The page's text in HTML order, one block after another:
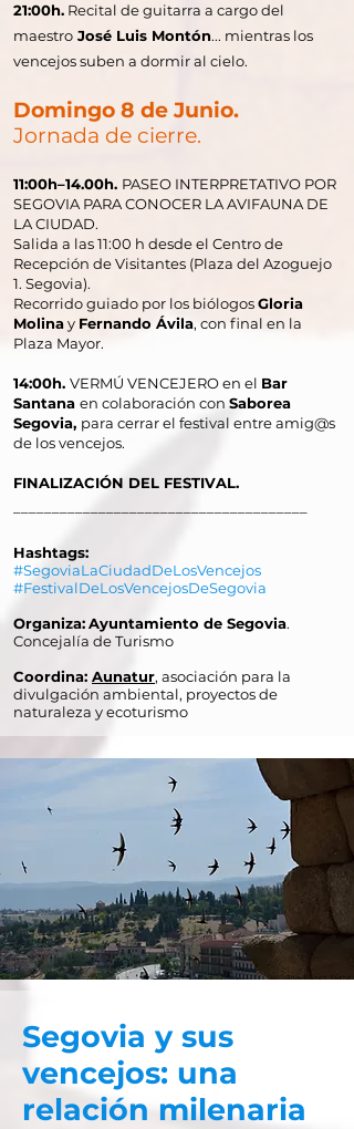
21:00h. Recital de guitarra a cargo del
maestro José Luis Montón... mientras los
vencejos suben a dormir al cielo.
Domingo 8 de Junio.
Jornada de cierre.
11:00h–14.00h. PASEO INTERPRETATIVO POR
SEGOVIA PARA CONOCER LA AVIFAUNA DE
LA CIUDAD.
Salida a las 11:00 h desde el Centro de
Recepción de Visitantes (Plaza del Azoguejo
1. Segovia).
Recorrido guiado por los biólogosGloria
Molinay Fernando Ávila, con final en la
Plaza Mayor.
14:00h. VERMÚ VENCEJERO en el Bar
Santana en colaboración con Saborea
Segovia, para cerrar el festival entre amig@s
de los vencejos.
FINALIZACIÓN DEL FESTIVAL.
Hashtags:
#SegoviaLaCiudadDeLosVencejos
#FestivalDeLosVencejosDeSegovia
Organiza:Ayuntamiento de Segovia.
Concejalía de Turismo
Coordina: Aunatur, asociación para la
divulgación ambiental, proyectos de
naturaleza y ecoturismo
Segovia y sus
vencejos: una
relación milenaria